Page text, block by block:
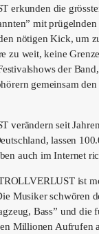
erkunden die
mit
nötigen Kick, um
zu weit, keine
der
gemeinsam
verändern seit
lassen
auch im Internet
ist
Musiker schwören
Bass” und die
Millionen Aufrufen